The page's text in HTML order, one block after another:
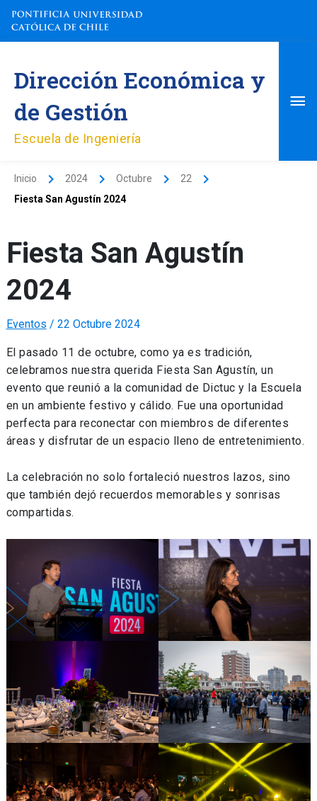
contenido
Dirección Económica y
de Gestión
Escuela de Ingeniería
Inicio 2024 Octubre
22
Fiesta San Agustín 2024
Fiesta San Agustín
2024
Eventos / 22 Octubre 2024
El pasado 11 de octubre, como ya es tradición,
celebramos nuestra querida Fiesta San Agustín, un
evento que reunió a la comunidad de Dictuc y la Escuela
en un ambiente festivo y cálido. Fue una oportunidad
perfecta para reconectar con miembros de diferentes
áreas y disfrutar de un espacio lleno de entretenimiento.
La celebración no solo fortaleció nuestros lazos, sino
que también dejó recuerdos memorables y sonrisas
compartidas.